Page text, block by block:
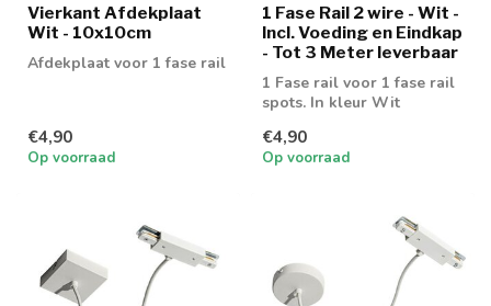
Vierkant Afdekplaat
Wit - 10x10cm
Afdekplaat voor 1 fase rail
€4,90
Op voorraad
1 Fase Rail 2 wire - Wit -
Incl. Voeding en Eindkap
- Tot 3 Meter leverbaar
1 Fase rail voor 1 fase rail
spots. In kleur Wit
€4,90
Op voorraad